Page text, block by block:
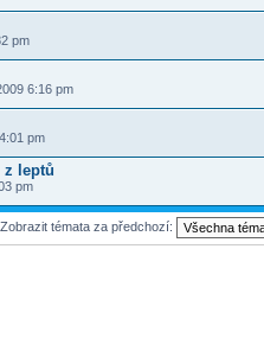
pm
6:16 pm
pm
z leptů
pm
Zobrazit témata za předchozí: